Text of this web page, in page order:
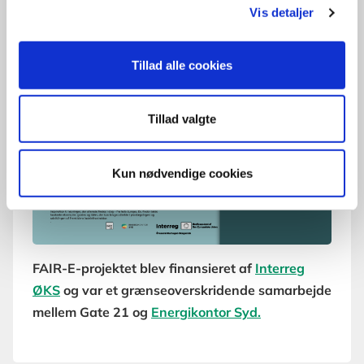
Vis detaljer
Tillad alle cookies
Tillad valgte
Kun nødvendige cookies
up ladestandere. Pointen er at tænke nyt og
FAIR-E-projektet blev finansieret af Interreg
ØKS og var et grænseoverskridende samarbejde
mellem Gate 21 og Energikontor Syd.